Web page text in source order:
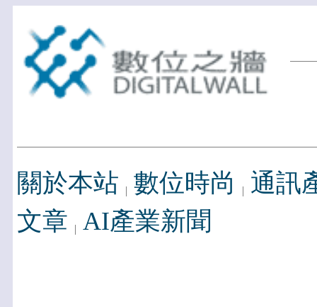
關於本站 數位時尚
通訊
文章 AI產業新聞